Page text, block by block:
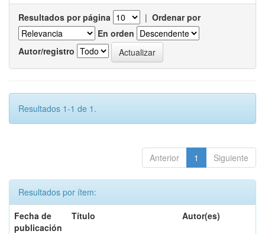
Resultados por página | Ordenar por
En orden
Autor/registro
Resultados 1-1 de 1.
Anterior 1 Siguiente
Resultados por ítem:
Fecha de
publicación
Título Autor(es)